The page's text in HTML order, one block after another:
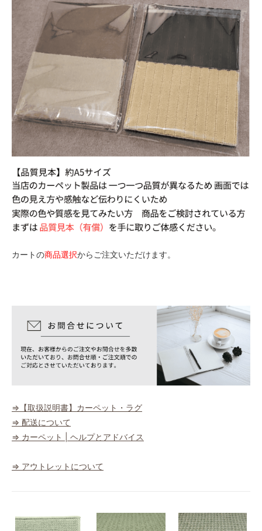
カートの商品選択からご注文いただけます。
⇒【取扱説明書】カーペット・ラグ
⇒ 配送について
⇒ カーペット | ヘルプとアドバイス
⇒ アウトレットについて